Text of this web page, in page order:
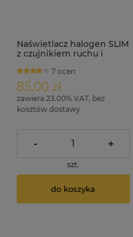
Naświetlacz halogen SLIM
z czujnikiem ruchu i
ID4246
7 ocen
85,00 zł
zawiera 23.00% VAT, bez
kosztów dostawy
- +
szt.
do koszyka